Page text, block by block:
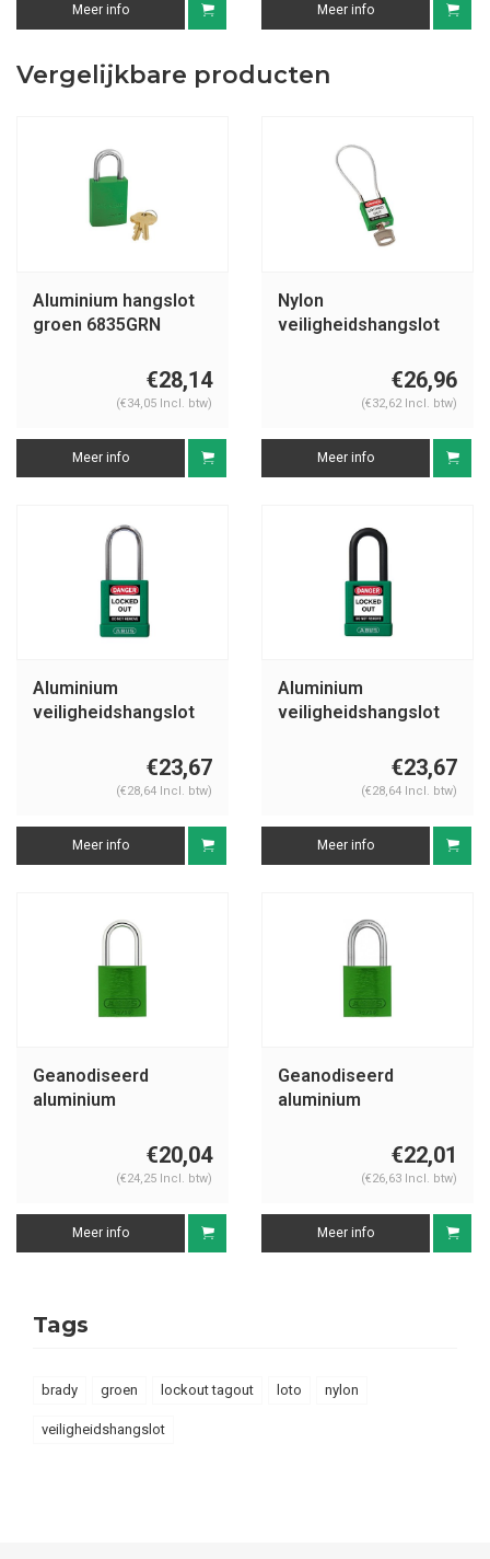
Meer info Meer info
Vergelijkbare producten
Aluminium hangslot
groen 6835GRN
€28,14
(€34,05 Incl. btw)
Meer info
Nylon
veiligheidshangslot
€26,96
(€32,62 Incl. btw)
Meer info
Aluminium
veiligheidshangslot
74BS/40 groen€23,67
(€28,64 Incl. btw)
Meer info
Aluminium
veiligheidshangslot
€23,67
(€28,64 Incl. btw)
Meer info
Geanodiseerd
aluminium
groen 72/30 GRÜN
€20,04
(€24,25 Incl. btw)
Meer info
Geanodiseerd
aluminium
groen 72IB/30 GRÜN
€22,01
(€26,63 Incl. btw)
Meer info
Tags
brady groen lockout tagout loto nylon
veiligheidshangslot